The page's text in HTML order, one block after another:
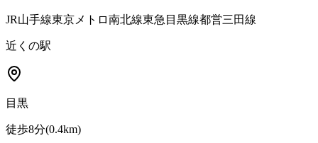
JR山手線東京メトロ南北線東急目黒線都営三田線
近くの駅
目黒
徒歩8分(0.4km)